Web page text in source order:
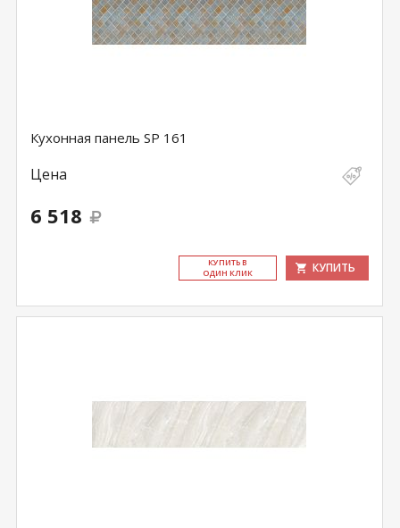
Кухонная панель SP 161
Цена
6 518
КУ­ПИТЬ В
ОДИН КЛИК
КУПИТЬ